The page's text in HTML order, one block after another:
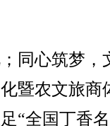
同心筑梦，
暨农文旅商
“全国丁香